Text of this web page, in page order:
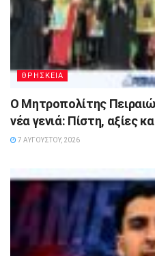
ΘΡΗΣΚΕΙΑ
Ο Μητροπολίτης
νέα γενιά: Πίστη, αξίες
7 ΑΥΓΟΎΣΤΟΥ, 2026